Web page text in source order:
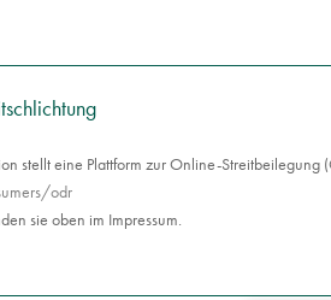
stellt eine Plattform zur Online-Streitbeilegung
odr
sie oben im Impressum.